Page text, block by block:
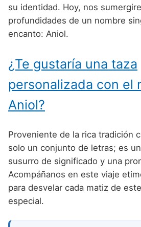
Nombres de niño que
Nombres de niño que
Nombres de niño que
Nombres de niño que
Nombres de niño que
Nombres de niño que
Nombres de niño que
Nombres de Niño
Nombres de Niño
Nombres de Niño
Nombres de Niño
Nombres de Niño
Nombres de Niño
Nombres de Niño
Nombres de Niño
Nombres de Niño
Nombres de Niño
Nombres de Niño
Nombres de Niño
Nombres de Niño
Nombres de Niño
Nombres de Niño
su identidad. Hoy, nos
profundidades de un nombre
encanto: Aniol.
¿Te gustaría una taza
personalizada con el
Aniol?
Proveniente de la rica tradición
solo un conjunto de letras; es
susurro de significado y una
Acompáñanos en este viaje
para desvelar cada matiz de
especial.